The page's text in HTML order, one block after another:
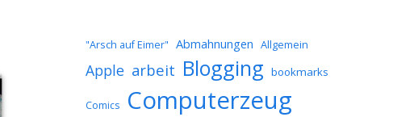
"Arsch auf Eimer" Abmahnungen Allgemein
Apple arbeit Blogging bookmarks
Comics Computerzeug